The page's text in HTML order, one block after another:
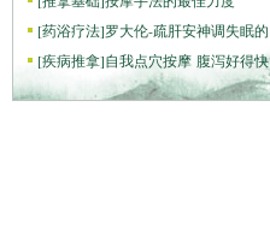
[药浴疗法]罗大伦-疏肝安神调失眠的
[疾病推拿]自我点穴按摩 腹泻好得快